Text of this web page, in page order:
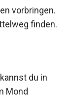
vorbringen.
finden.
du in
Mond